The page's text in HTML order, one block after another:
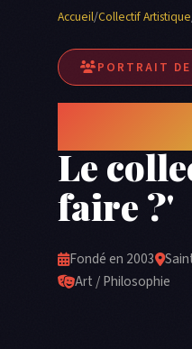
Accueil/Collectif Artistique
PORTRAIT
Le
faire ?'
Fondé en 2003
Art / Philosophie